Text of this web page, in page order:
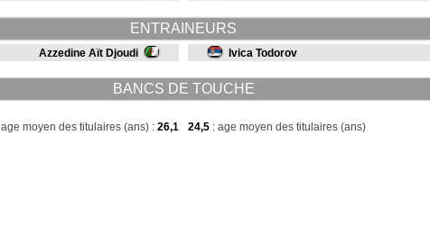
ENTRAINEURS
Azzedine Aït Djoudi Ivica Todorov
BANCS DE TOUCHE
age moyen des titulaires (ans) : 26,1 24,5 : age moyen des titulaires (ans)